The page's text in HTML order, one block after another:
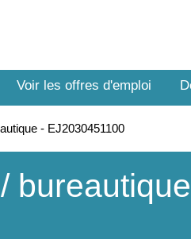
Voir les offres d'emploi
- EJ2030451100
bureautique